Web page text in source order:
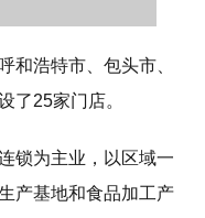
和浩特市、包头市、
了25家门店。
锁为主业，以区域一
产基地和食品加工产